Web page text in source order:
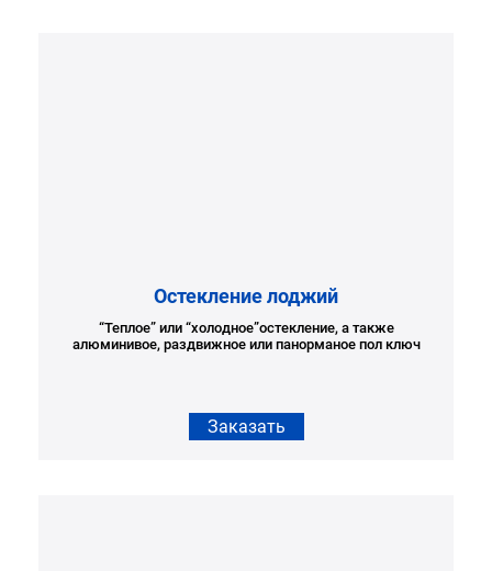
Остекление лоджий
“Теплое” или “холодное”остекление, а также
алюминивое, раздвижное или панорманое пол ключ
Заказать